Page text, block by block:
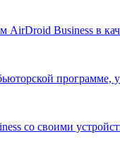
Business в
программе,
со своими